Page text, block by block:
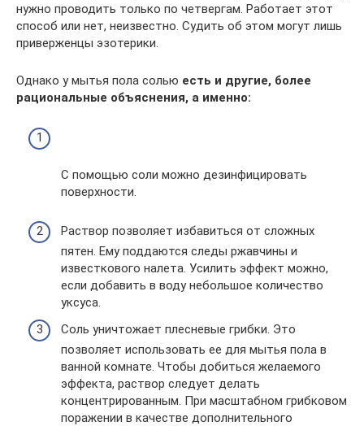
нужно проводить только по четвергам. Работает этот
способ или нет, неизвестно. Судить об этом могут лишь
приверженцы эзотерики.
Однако у мытья пола солью есть и другие, более
рациональные объяснения, а именно:
С помощью соли можно дезинфицировать
поверхности.
Раствор позволяет избавиться от сложных
пятен. Ему поддаются следы ржавчины и
известкового налета. Усилить эффект можно,
если добавить в воду небольшое количество
уксуса.
Соль уничтожает плесневые грибки. Это
позволяет использовать ее для мытья пола в
ванной комнате. Чтобы добиться желаемого
эффекта, раствор следует делать
концентрированным. При масштабном грибковом
поражении в качестве дополнительного